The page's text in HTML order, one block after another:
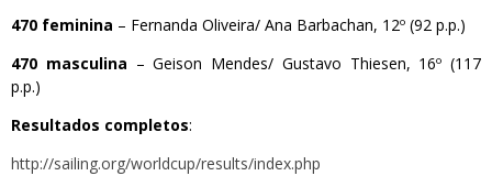
470 feminina – Fernanda Oliveira/ Ana Barbachan, 12º (92 p.p.)
470 masculina – Geison Mendes/ Gustavo Thiesen, 16º (117
p.p.)
Resultados completos:
http://sailing.org/worldcup/results/index.php